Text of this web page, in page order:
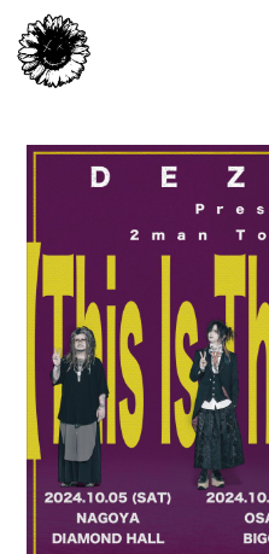
LIVE/EVENT
FC-BLOG
FC-PHOTO
ARCHIVE
CONTACT